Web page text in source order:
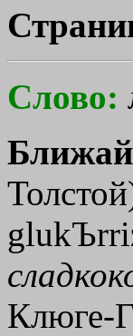
Слово:
Клюге-